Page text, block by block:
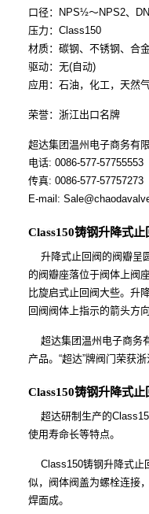
口径：NPS½～NPS2、
压力：Class150
材质：碳钢、不锈钢、合
驱动：无(自动)
应用：石油，化工，天然
荣誉：浙江出口名牌
超达集团温州电子商务有
电话: 0086-577-57755553
传真: 0086-577-57757273
E-mail:
Class150铸钢升降式
升降式止回阀的阀瓣呈
的阀瓣座落位于阀体上阀
比旋启式止回阀大些。升
回阀阀体上指示的箭头方
超达集团温州电子商务
产品。“超达”牌阀门荣获
Class150铸钢升降式止
超达研制生产的
使用寿命长等特点。
Class150铸钢升降式止
似，阀体阀盖为螺栓连接
焊面成。